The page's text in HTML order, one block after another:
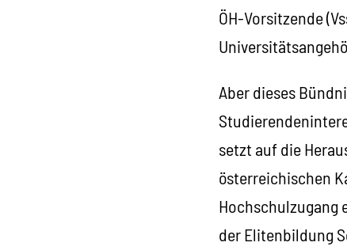
ÖH-Vorsitzende
Aber dieses
setzt auf die
österreichischen
Hochschulzugang
der Elitenbildung